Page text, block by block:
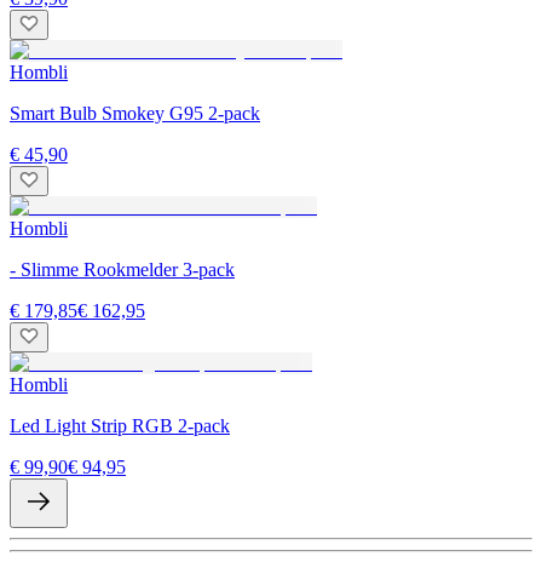
Hombli
Smart Bulb Smokey G95 2-pack
€ 45,90
Hombli
- Slimme Rookmelder 3-pack
€ 179,85€ 162,95
Hombli
Led Light Strip RGB 2-pack
€ 99,90€ 94,95